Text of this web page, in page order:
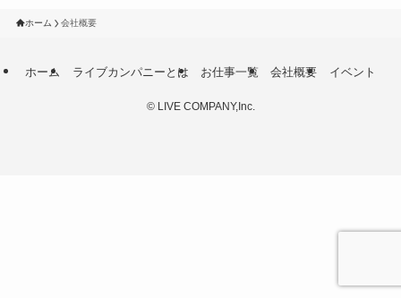
ホーム 会社概要
ホーム ライブカンパニーとは お仕事一覧 会社概要 イベント
©LIVE COMPANY,Inc.